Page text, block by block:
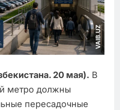
20 мая). В
метро должны
пересадочные